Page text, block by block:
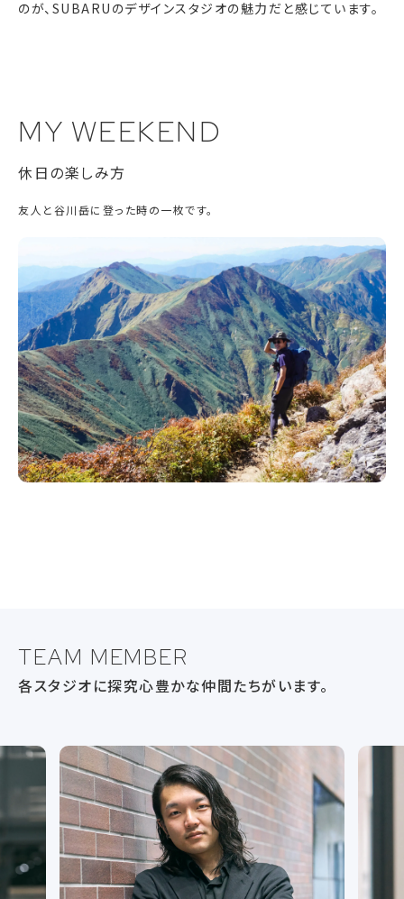
のが、SUBARUのデザインスタジオの魅力だと感じています。
MY WEEKEND
休日の楽しみ方
友人と谷川岳に登った時の一枚です。
TEAM MEMBER
各スタジオに探究心豊かな仲間たちがいます。